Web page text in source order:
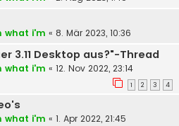
what i'm « 8. Mär 2023, 10:36
3.11 Desktop aus?"-Thread
what i'm « 12. Nov 2022, 23:14
1 2 3 4
what i'm « 1. Apr 2022, 21:45